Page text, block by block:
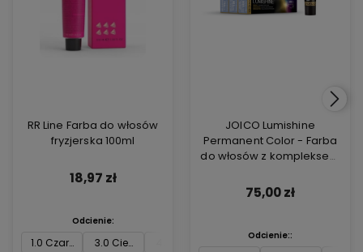
RR Line Farba do włosów
fryzjerska 100ml
18,97 zł
Odcienie:
1.0 Czarny 3.0 Ciemny brąz 5.0 Jasny brąz6.0 Ciemny
JOICO Lumishine
Permanent Color - Farba
do włosów z kompleksem
włosy 74ml
75,00 zł
Odcienie::